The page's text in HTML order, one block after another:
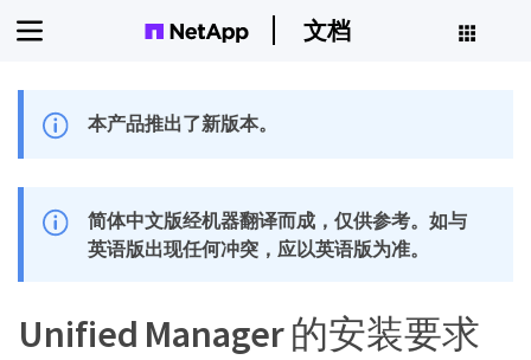
文档
本产品推出了新版本。
简体中文版经机器翻译而成，仅供参考。如与
英语版出现任何冲突，应以英语版为准。
Unified Manager 的安装要求